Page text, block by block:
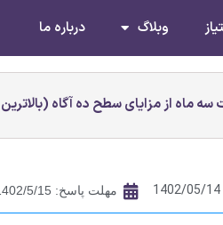
وبلاگ درباره ما
سه ماه از مزایای سطح ده آگاه
1402/05/14 مهلت پاسخ: 1402/5/15 - تا ساعت 23:59